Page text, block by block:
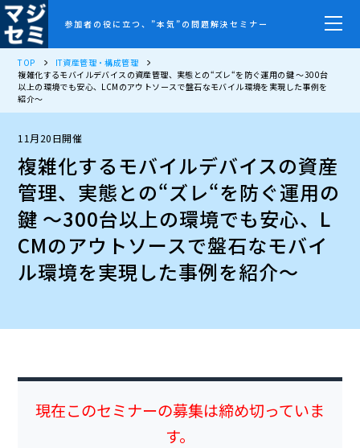
参加者の役に立つ、”本気”の問題解決セミナー
TOP
IT資産管理・構成管理
複雑化するモバイルデバイスの資産管理、実態との“ズレ“を防ぐ運用の鍵 〜300台
以上の環境でも安心、LCMのアウトソースで盤石なモバイル環境を実現した事例を
紹介～
11月20日開催
複雑化するモバイルデバイスの資産
管理、実態との“ズレ“を防ぐ運用の
鍵 〜300台以上の環境でも安心、L
CMのアウトソースで盤石なモバイ
ル環境を実現した事例を紹介～
現在このセミナーの募集は締め切っていま
す。